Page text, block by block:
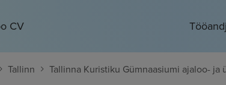
CV
Tallinn Tallinna Kuristiku Gümnaasiumi ajaloo-